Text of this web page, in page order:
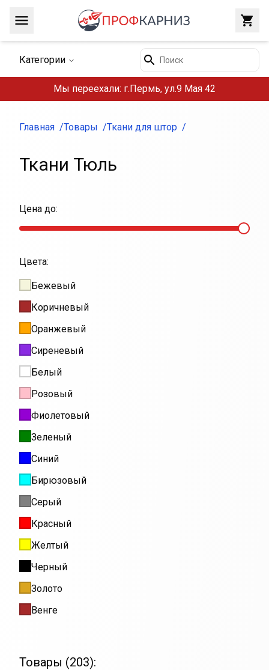
Навигация
Категории Поиск
Мы переехали: г.Пермь, ул.9 Мая 42
Главная Товары Ткани для штор
Ткани Тюль
Цена до:
Цвета:
Бежевый
Коричневый
Оранжевый
Сиреневый
Белый
Розовый
Фиолетовый
Зеленый
Синий
Бирюзовый
Серый
Красный
Желтый
Черный
Золото
Венге
Товары (203):